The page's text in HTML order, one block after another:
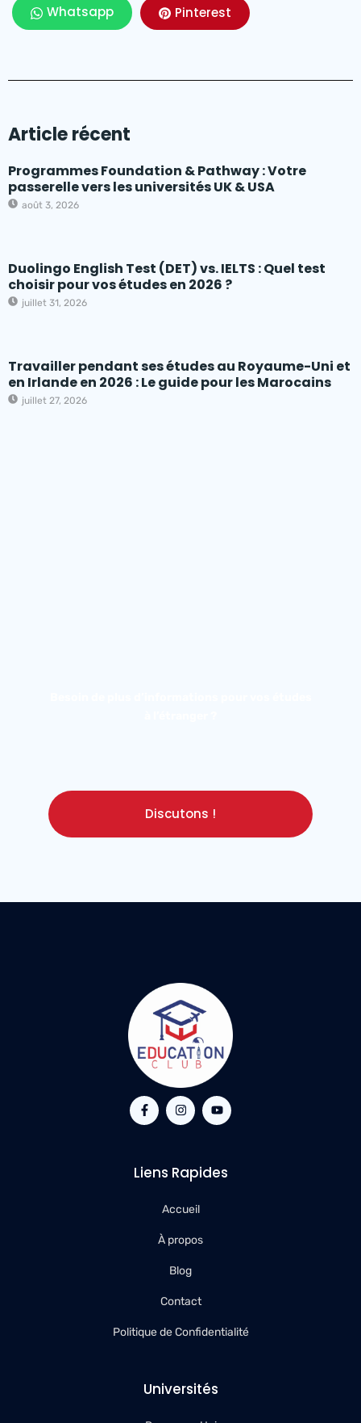
Whatsapp Pinterest
Article récent
Programmes Foundation & Pathway : Votre
passerelle vers les universités UK & USA
août 3, 2026
Duolingo English Test (DET) vs. IELTS : Quel test
choisir pour vos études en 2026 ?
juillet 31, 2026
Travailler pendant ses études au Royaume-Uni et
en Irlande en 2026 : Le guide pour les Marocains
juillet 27, 2026
Discutons !
Liens Rapides
Accueil
À propos
Blog
Contact
Politique de Confidentialité
Universités